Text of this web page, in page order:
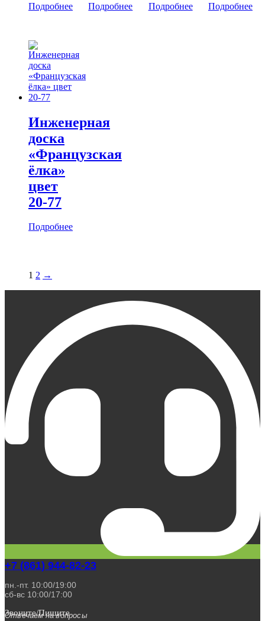
Подробнее Подробнее Подробнее Подробнее
Инженерная
доска
«Французская
ёлка»
цвет
20-77
Подробнее
1 2 →
+7 (861) 944-82-23
пн.-пт. 10:00/19:00
сб-вс 10:00/17:00
Звоните/Пишите
Отвечаем на вопросы